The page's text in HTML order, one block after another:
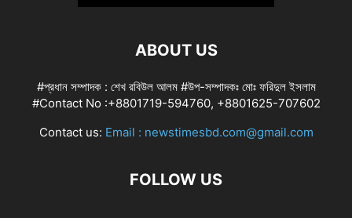
ABOUT US
#প্রধান সম্পাদক : শেখ রবিউল আলম #উপ-সম্পাদকঃ মোঃ ফরিদুল ইসলাম
#Contact No :+8801719-594760, +8801625-707602
Contact us: Email : newstimesbd.com@gmail.com
FOLLOW US